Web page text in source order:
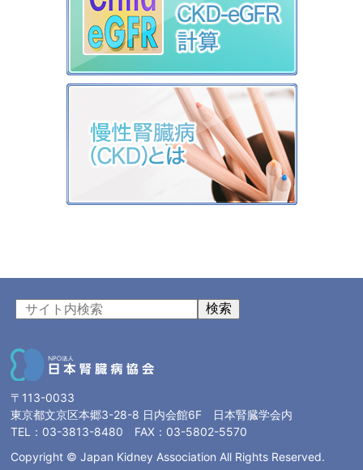
検索
〒113-0033
東京都文京区本郷3-28-8 日内会館6F 日本腎臓学会内
TEL：03-3813-8480 FAX：03-5802-5570
Copyright © Japan Kidney Association All Rights Reserved.